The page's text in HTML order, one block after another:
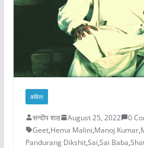
कविता
सन्दीप शाह August 25, 2022
0
Geet,Hema Malini,Manoj Kumar,
Pandurang Dikshit,Sai,Sai Baba,